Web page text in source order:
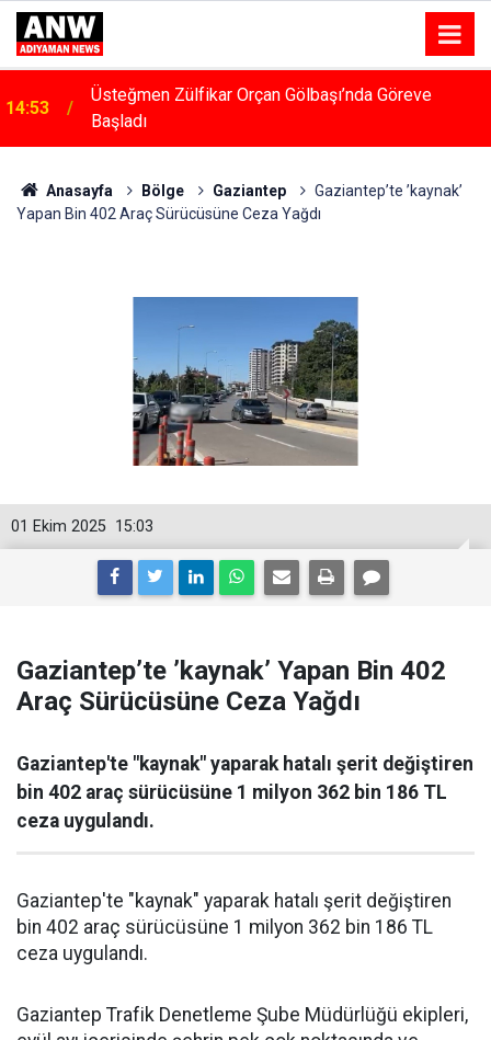
14:48 Menfeze Çarpan Araç Sürücüsü Yaralandı
Anasayfa Bölge Gaziantep
Gaziantep’te ’kaynak’
Yapan Bin 402 Araç Sürücüsüne Ceza Yağdı
15:03
01 Ekim 2025
Gaziantep’te ’kaynak’ Yapan Bin 402
Araç Sürücüsüne Ceza Yağdı
Gaziantep'te "kaynak" yaparak hatalı şerit değiştiren
bin 402 araç sürücüsüne 1 milyon 362 bin 186 TL
ceza uygulandı.
Gaziantep'te "kaynak" yaparak hatalı şerit değiştiren
bin 402 araç sürücüsüne 1 milyon 362 bin 186 TL
ceza uygulandı.
Gaziantep Trafik Denetleme Şube Müdürlüğü ekipleri,